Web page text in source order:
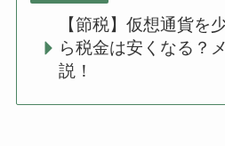
【節税】仮想通貨を
ら税金は安くなる？
説！